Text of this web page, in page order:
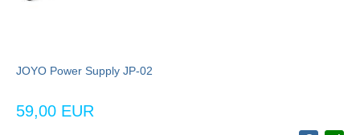
JOYO Power Supply JP-02
59,00 EUR